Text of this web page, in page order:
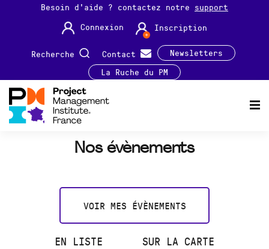
Besoin d'aide ? contactez notre support
Connexion
Inscription
Recherche Contact
Newsletters
La Ruche du PM
Nos évènements
VOIR MES ÉVÈNEMENTS
EN LISTE
SUR LA CARTE